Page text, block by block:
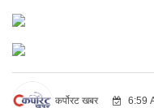
कर्पोरट खबर 6:59